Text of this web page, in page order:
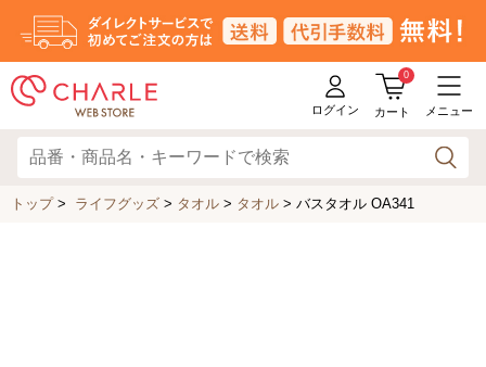
ログイン
0
カート メニュー
トップ> ライフグッズ > タオル > タオル > バスタオル OA341